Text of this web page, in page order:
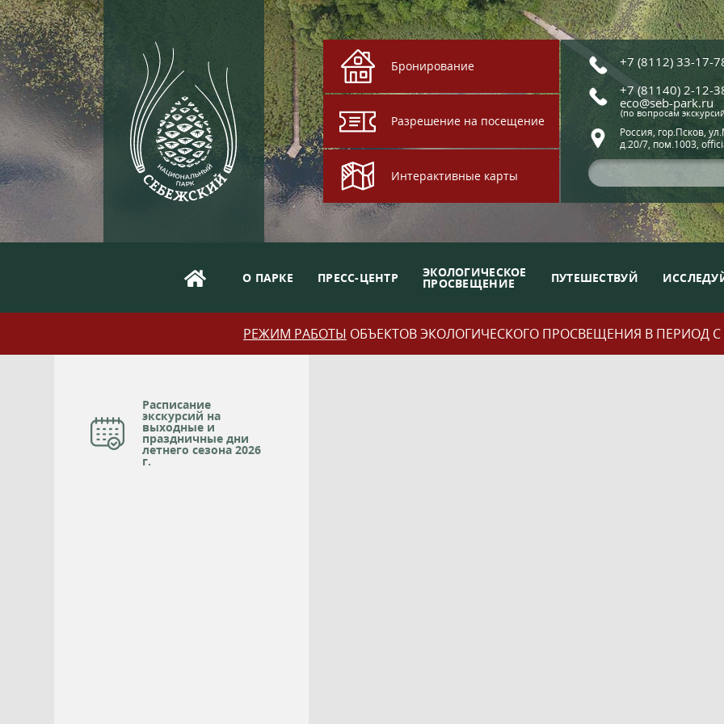
Бронирование
Разрешение на посещение
Интерактивные карты
+7 (8112) 33-17-
+7 (81140) 2-12-
eco@seb-park.ru
(по вопросам
Россия, гор.Псков,
д.20/7, пом.1003,
О ПАРКЕ ПРЕСС-ЦЕНТР ЭКОЛОГИЧЕСКОЕ
ПРОСВЕЩЕНИЕ ПУТЕШЕСТВУЙ
РЕЖИМ РАБОТЫ ОБЪЕКТОВ ЭКОЛОГИЧЕСКОГО ПРОСВЕЩЕНИЯ В ПЕРИОД С
Расписание
экскурсий на
выходные и
праздничные дни
летнего сезона 2026
г.